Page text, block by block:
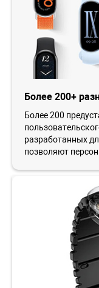
Более 200+
Более 200
разработанных
позволяют